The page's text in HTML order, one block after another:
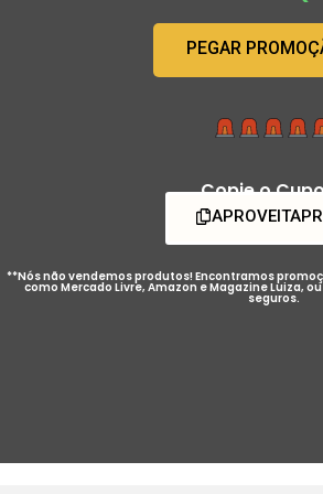
PEGAR
Copie o
**Nós não vendemos produtos! Encontramos
como Mercado Livre, Amazon e Magazine Luiza,
seguros.